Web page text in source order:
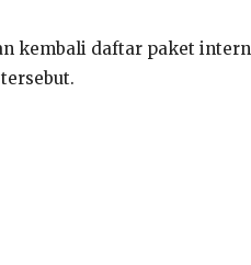
daftar paket